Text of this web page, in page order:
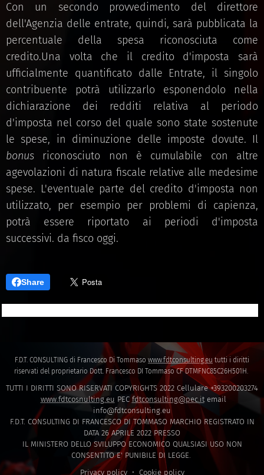
Con un secondo provvedimento del direttore
dell'Agenzia delle entrate, quindi, sarà pubblicata la
percentuale della spesa riconosciuta come
credito.Una volta che il credito d'imposta sarà
ufficialmente quantificato dalle Entrate, il singolo
contribuente potrà utilizzarlo esponendolo nella
dichiarazione dei redditi relativa al periodo
d'imposta nel corso del quale sono state sostenute
le spese, in diminuzione delle imposte dovute. Il
bonus riconosciuto non è cumulabile con altre
agevolazioni di natura fiscale relative alle medesime
spese. L'eventuale parte del credito d'imposta non
utilizzato, per esempio per problemi di capienza,
potrà essere riportato ai periodi d'imposta
successivi. da fisco oggi.
Share
F.D.T. CONSULTING di Francesco Di Tommaso www.fdtconsulting.eu tutti i diritti
riservati del proprietario Dott. Francesco DI Tommaso CF DTMFNC85C26H501H.
TUTTI I DIRITTI SONO RISERVATI COPYRIGHTS 2022 Cellulare +393200203274
www.fdtcosnulting.eu PEC fdtconsulting@pec.itemail
info@fdtconsulting.eu
F.D.T. CONSULTING DI FRANCESCO DI TOMMASO MARCHIO REGISTRATO IN
DATA 26 APRILE 2022 PRESSO
IL MINISTERO DELLO SVILUPPO ECONOMICO QUALSIASI USO NON
CONSENTITO E' PUNIBILE DI LEGGE.
Privacy policy
Cookie policy